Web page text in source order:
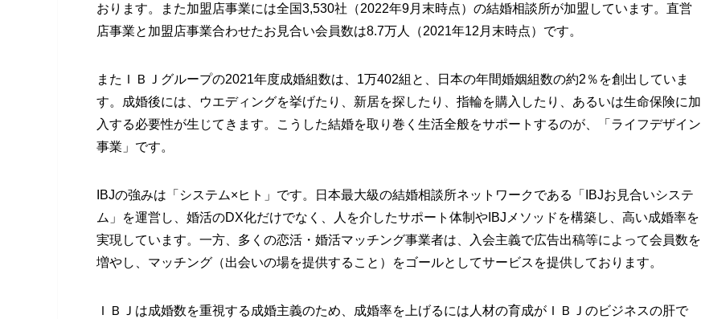
おります。また加盟店事業には全国3,530社（2022年9月末時点）の結婚相談所が加盟しています。直営
店事業と加盟店事業合わせたお見合い会員数は8.7万人（2021年12月末時点）です。
またＩＢＪグループの2021年度成婚組数は、1万402組と、日本の年間婚姻組数の約2％を創出していま
す。成婚後には、ウエディングを挙げたり、新居を探したり、指輪を購入したり、あるいは生命保険に加
入する必要性が生じてきます。こうした結婚を取り巻く生活全般をサポートするのが、「ライフデザイン
事業」です。
IBJの強みは「システム×ヒト」です。日本最大級の結婚相談所ネットワークである「IBJお見合いシステ
ム」を運営し、婚活のDX化だけでなく、人を介したサポート体制やIBJメソッドを構築し、高い成婚率を
実現しています。一方、多くの恋活・婚活マッチング事業者は、入会主義で広告出稿等によって会員数を
増やし、マッチング（出会いの場を提供すること）をゴールとしてサービスを提供しております。
ＩＢＪは成婚数を重視する成婚主義のため、成婚率を上げるには人材の育成がＩＢＪのビジネスの肝で